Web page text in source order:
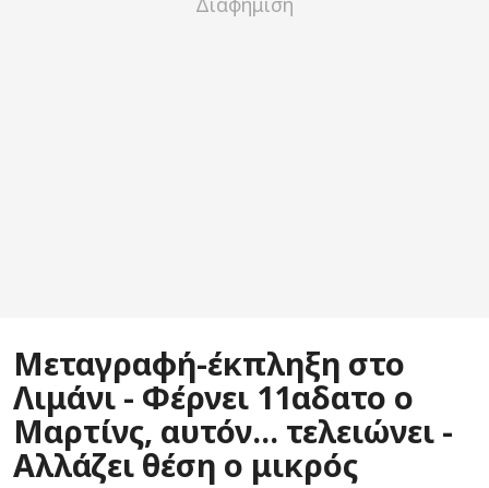
Μεταγραφή-έκπληξη στο
Λιμάνι - Φέρνει 11αδατο ο
Μαρτίνς, αυτόν... τελειώνει -
Αλλάζει θέση ο μικρός